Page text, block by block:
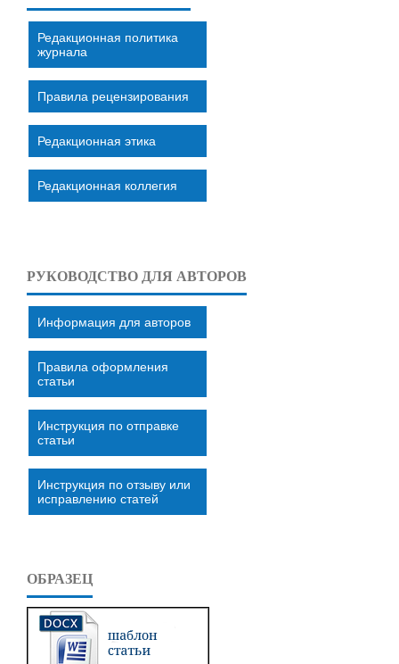
Редакционная политика
журнала
Правила рецензирования
Редакционная этика
Редакционная коллегия
РУКОВОДСТВО ДЛЯ АВТОРОВ
Информация для авторов
Правила оформления
статьи
Инструкция по отправке
статьи
Инструкция по отзыву или
исправлению статей
ОБРАЗЕЦ